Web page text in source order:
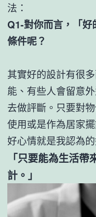
法：
Q1-對你而言，「
條件呢？
其實好的設計有很
能、有些人會留意
去做評斷。只要對
使用或是作為居家
好心情就是我認為的
「只要能為生活
計。」